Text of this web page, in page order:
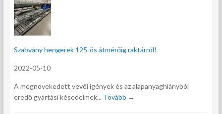
Szabvány hengerek 125-ös átmérőig raktárról!
2022-05-10
A megnövekedett vevői igények és az alapanyaghiányból
eredő gyártási késedelmek... Tovább →